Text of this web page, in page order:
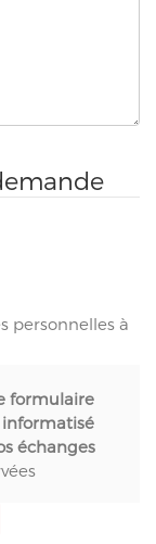
personnelles à
formulaire
échanges